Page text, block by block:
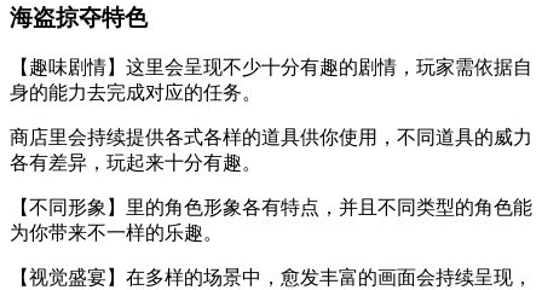
海盗掠夺特色
【趣味剧情】这里会呈现不少十分有趣的剧情，玩家需依据自
身的能力去完成对应的任务。
商店里会持续提供各式各样的道具供你使用，不同道具的威力
各有差异，玩起来十分有趣。
【不同形象】里的角色形象各有特点，并且不同类型的角色能
为你带来不一样的乐趣。
【视觉盛宴】在多样的场景中，愈发丰富的画面会持续呈现，